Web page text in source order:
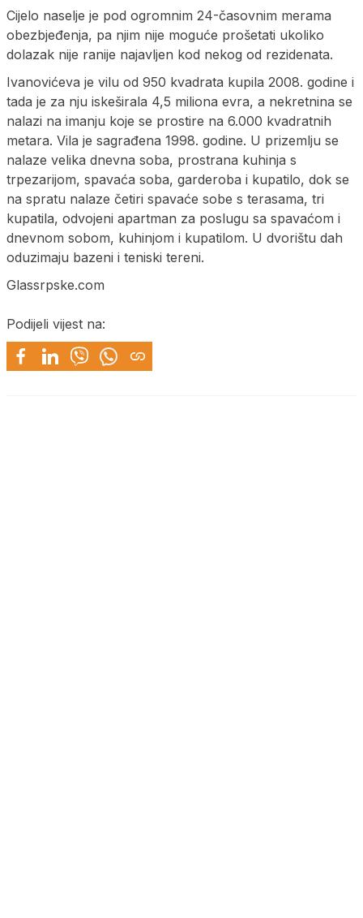
Cijelo naselje je pod ogromnim 24-časovnim merama
obezbjeđenja, pa njim nije moguće prošetati ukoliko
dolazak nije ranije najavljen kod nekog od rezidenata.
Ivanovićeva je vilu od 950 kvadrata kupila 2008. godine i
tada je za nju iskeširala 4,5 miliona evra, a nekretnina se
nalazi na imanju koje se prostire na 6.000 kvadratnih
metara. Vila je sagrađena 1998. godine. U prizemlju se
nalaze velika dnevna soba, prostrana kuhinja s
trpezarijom, spavaća soba, garderoba i kupatilo, dok se
na spratu nalaze četiri spavaće sobe s terasama, tri
kupatila, odvojeni apartman za poslugu sa spavaćom i
dnevnom sobom, kuhinjom i kupatilom. U dvorištu dah
oduzimaju bazeni i teniski tereni.
Glassrpske.com
Podijeli vijest na: